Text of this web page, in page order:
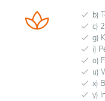
b)
c)
g)
i)
o)
u)
x)
y)